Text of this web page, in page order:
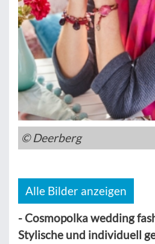
© Deerberg
Alle Bilder anzeigen
- Cosmopolka wedding
Stylische und individuell